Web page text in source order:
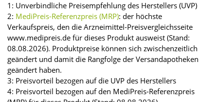
1: Unverbindliche Preisempfehlung des Herstellers (UVP)
2: MediPreis-Referenzpreis (MRP): der höchste
Verkaufspreis, den die Arzneimittel-Preisvergleichsseite
www.medipreis.de für dieses Produkt ausweist (Stand:
08.08.2026). Produktpreise können sich zwischenzeitlich
geändert und damit die Rangfolge der Versandapotheken
geändert haben.
3: Preisvorteil bezogen auf die UVP des Herstellers
4: Preisvorteil bezogen auf den MediPreis-Referenzpreis